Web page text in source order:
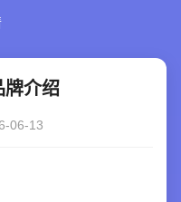
牌介绍
06-13